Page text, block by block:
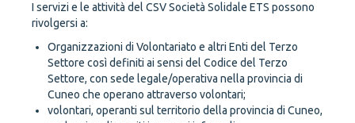
I servizi e le attività del CSV Società Solidale ETS possono
rivolgersi a:
Organizzazioni di Volontariato e altri Enti del Terzo
Settore così definiti ai sensi del Codice del Terzo
Settore, con sede legale/operativa nella provincia di
Cuneo che operano attraverso volontari;
volontari, operanti sul territorio della provincia di Cuneo,